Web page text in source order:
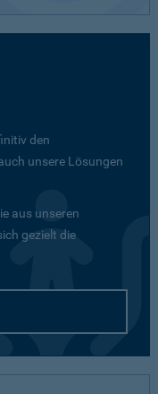
den
unsere Lösungen
aus unseren
gezielt die